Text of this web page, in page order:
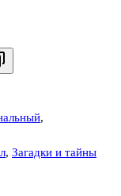
,
, Загадки и тайны